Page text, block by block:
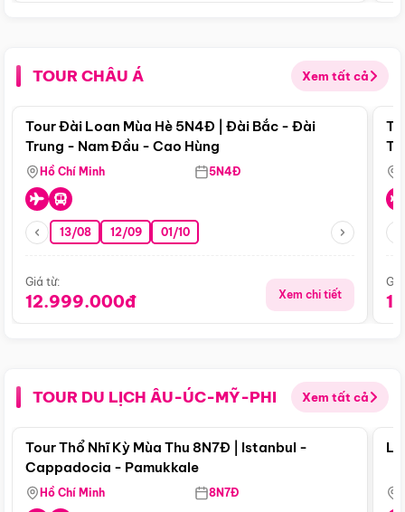
TOUR CHÂU Á Xem tất cả
Điểm nổi bật
Tour Đài Loan Mùa Hè 5N4Đ | Đài Bắc - Đài
Trung - Nam Đầu - Cao Hùng
Hồ Chí Minh 5N4Đ
13/08 12/09 01/10
Giá từ:
12.999.000đ Xem chi tiết
TOUR DU LỊCH ÂU-ÚC-MỸ-PHI Xem tất cả
Điểm nổi bật
Tour Thổ Nhĩ Kỳ Mùa Thu 8N7Đ | Istanbul -
Cappadocia - Pamukkale
Hồ Chí Minh 8N7Đ